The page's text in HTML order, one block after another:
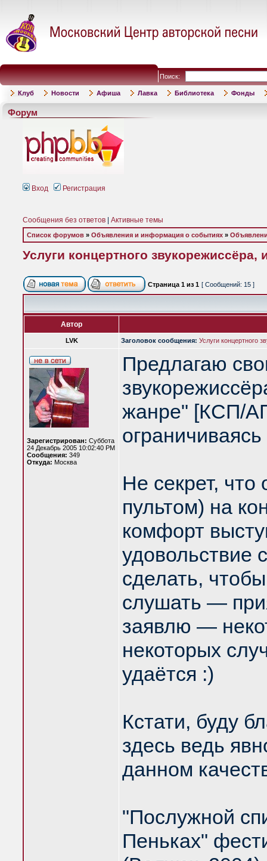
Поиск:
Клуб Новости Афиша Лавка Библиотека Фонды
Форум
Вход Регистрация
Сообщения без ответов Активные темы
Список форумов » Объявления и информация о событиях »
Услуги концертного
Страница 1 из 1 [ Сообщений: 15 ]
Автор
LVK Заголовок сообщения: Услуги концертного
Зарегистрирован: Суббота
24 Декабрь 2005 10:02:40 PM
Сообщения: 349
Откуда: Москва
Предлагаю
жанре" [КСП/
Не секрет, что
пультом) на
комфорт
сделать,
слушать —
заявлю —
некоторых
удаётся :)
Кстати, буду
здесь ведь
данном
"Послужной
Пеньках"